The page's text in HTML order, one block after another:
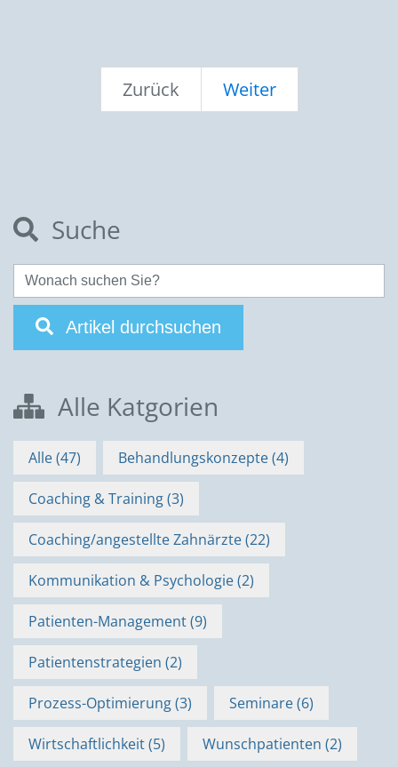
Zurück Weiter
Suche
Artikel durchsuchen
Alle Katgorien
Alle (47) Behandlungskonzepte (4)
Coaching & Training (3)
Coaching/angestellte Zahnärzte (22)
Kommunikation & Psychologie (2)
Patienten-Management (9)
Patientenstrategien (2)
Prozess-Optimierung (3) Seminare (6)
Wirtschaftlichkeit (5) Wunsch­patienten (2)